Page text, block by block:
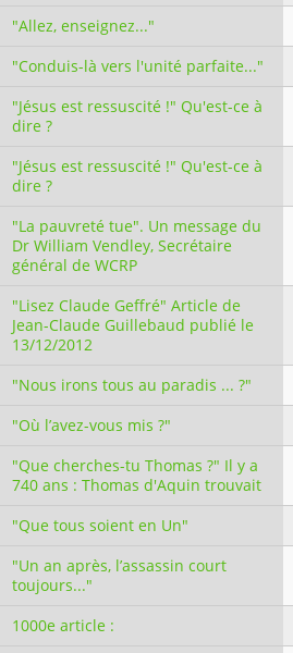
"Allez, enseignez..."
"Conduis-là vers l'unité parfaite..."
"Jésus est ressuscité !" Qu'est-ce à
dire ?
"Jésus est ressuscité !" Qu'est-ce à
dire ?
"La pauvreté tue". Un message du
Dr William Vendley, Secrétaire
général de WCRP
"Lisez Claude Geffré" Article de
Jean-Claude Guillebaud publié le
13/12/2012
"Nous irons tous au paradis ... ?"
"Où l’avez-vous mis ?"
"Que cherches-tu Thomas ?" Il y a
740 ans : Thomas d'Aquin trouvait
"Que tous soient en Un"
"Un an après, l’assassin court
toujours..."
1000e article :